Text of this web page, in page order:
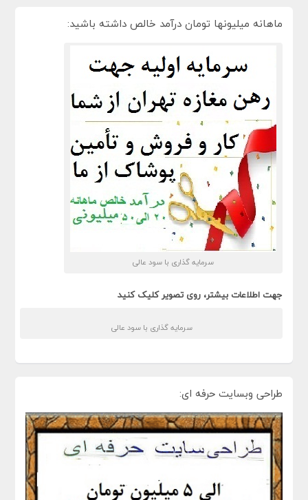
ماهانه میلیونها تومان درآمد خالص داشته باشید:
سرمایه گذاری با سود عالی
جهت اطلاعات بیشتر، روی تصویر کلیک کنید
سرمایه گذاری با سود عالی
طراحی وبسایت حرفه ای: